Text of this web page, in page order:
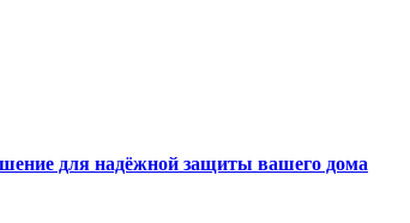
для надёжной защиты вашего дома